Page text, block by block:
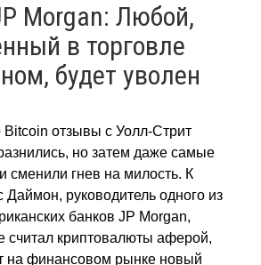
Morgan: Любой,
в торговле
будет уволен
Bitcoin отзывы с Уолл-Стрит
но затем даже самые
сменили гнев на милость. К
руководитель одного из
банков JP Morgan,
считал криптовалюты аферой,
на финансовом рынке новый